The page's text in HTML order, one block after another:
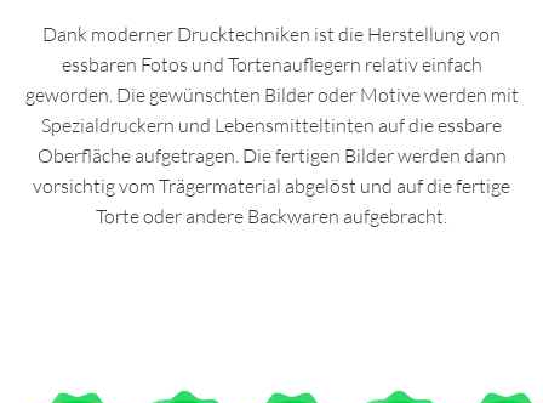
Dank moderner Drucktechniken ist die Herstellung von
essbaren Fotos und Tortenauflegern relativ einfach
geworden. Die gewünschten Bilder oder Motive werden mit
Spezialdruckern und Lebensmitteltinten auf die essbare
Oberfläche aufgetragen. Die fertigen Bilder werden dann
vorsichtig vom Trägermaterial abgelöst und auf die fertige
Torte oder andere Backwaren aufgebracht.